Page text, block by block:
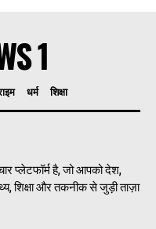
1
धर्म शिक्षा
प्लेटफॉर्म है, जो आपको देश,
शिक्षा और तकनीक से जुड़ी ताज़ा